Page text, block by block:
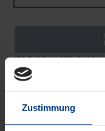
Zustimmung
Add to Wish List
Delivery cost notice